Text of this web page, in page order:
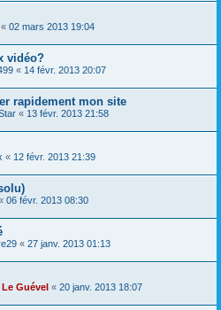
« 02 mars 2013 19:04
vidéo?
« 14 févr. 2013 20:07
rapidement mon site
« 13 févr. 2013 21:58
« 12 févr. 2013 21:39
06 févr. 2013 08:30
« 27 janv. 2013 01:13
Guével « 20 janv. 2013 18:07